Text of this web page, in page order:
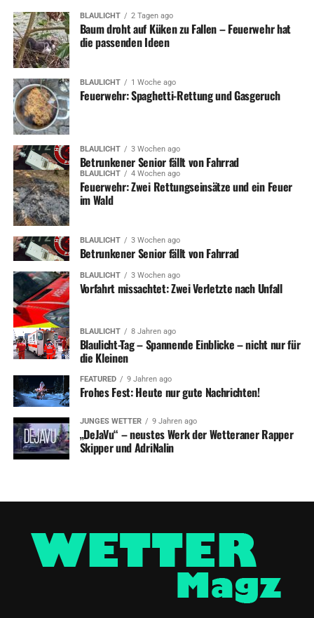
BLAULICHT 2 Tagen ago
Baum droht auf Küken zu Fallen – Feuerwehr hat
die passenden Ideen
BLAULICHT 1 Woche ago
Feuerwehr: Spaghetti-Rettung und Gasgeruch
BLAULICHT 3 Wochen ago
Betrunkener Senior fällt von Fahrrad
BLAULICHT 4 Wochen ago
Feuerwehr: Zwei Rettungseinsätze und ein Feuer
im Wald
BLAULICHT 3 Wochen ago
Betrunkener Senior fällt von Fahrrad
BLAULICHT 3 Wochen ago
Vorfahrt missachtet: Zwei Verletzte nach Unfall
BLAULICHT 8 Jahren ago
Blaulicht-Tag – Spannende Einblicke – nicht nur für
die Kleinen
FEATURED 9 Jahren ago
Frohes Fest: Heute nur gute Nachrichten!
JUNGES WETTER 9 Jahren ago
„DeJaVu“ – neustes Werk der Wetteraner Rapper
Skipper und AdriNalin